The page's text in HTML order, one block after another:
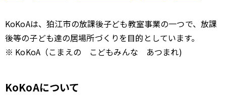
KoKoAは、狛江市の放課後子ども教室事業の一つで、放課
後等の子ども達の居場所づくりを目的としています。
※ KoKoA（こまえの こどもみんな あつまれ)
KoKoAについて